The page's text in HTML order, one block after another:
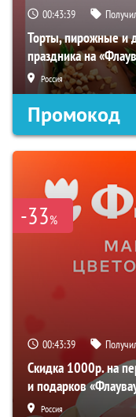
00:43:38
Торты, пирожные и
праздника на
Россия
Промокод
-33%
00:43:38
Скидка 1000р. на
и подарков
Россия